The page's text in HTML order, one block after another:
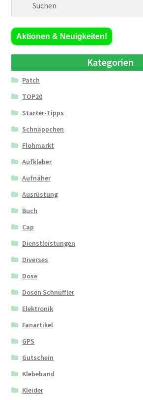
Aktionen & Neuigkeiten!
Kategorien
Patch
TOP20
Starter-Tipps
Schnäppchen
Flohmarkt
Aufkleber
Aufnäher
Ausrüstung
Buch
Cap
Dienstleistungen
Diverses
Dose
Dosen Schnüffler
Elektronik
Fanartikel
GPS
Gutschein
Klebeband
Kleider